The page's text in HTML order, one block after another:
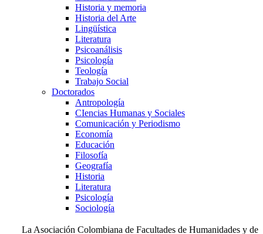
Historia y memoria
Historia del Arte
Lingüística
Literatura
Psicoanálisis
Psicología
Teología
Trabajo Social
Doctorados
Antropología
CIencias Humanas y Sociales
Comunicación y Periodismo
Economía
Educación
Filosofía
Geografía
Historia
Literatura
Psicología
Sociología
La Asociación Colombiana de Facultades de Humanidades y de